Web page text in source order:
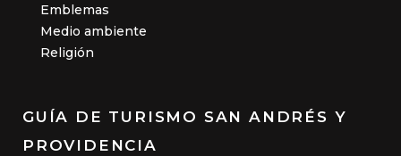
Emblemas
Medio ambiente
Religión
GUÍA DE TURISMO SAN ANDRÉS Y
PROVIDENCIA